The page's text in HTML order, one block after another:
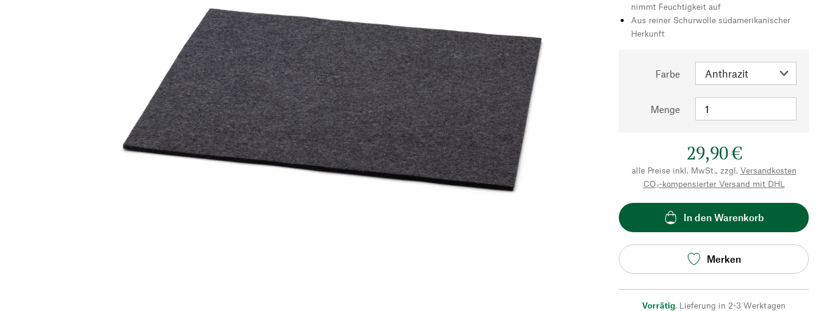
nimmt Feuchtigkeit auf
Aus reiner Schurwolle südamerikanischer
Herkunft
Farbe
Menge
29,90 €
alle Preise inkl. MwSt., zzgl. Versandkosten
CO₂-kompensierter Versand mit DHL
In den Warenkorb
Merken
Vorrätig, Lieferung in 2-3 Werktagen